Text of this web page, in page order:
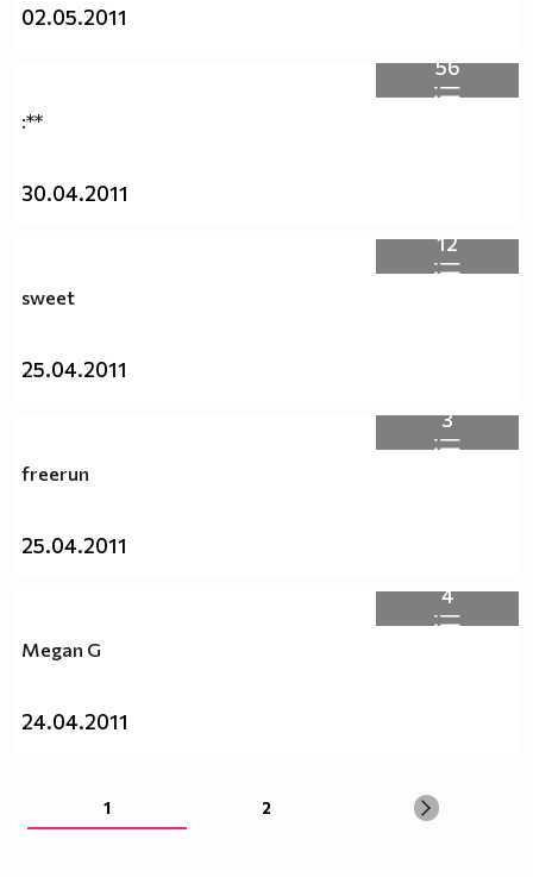
02.05.2011
56
:**
30.04.2011
12
sweet
25.04.2011
3
freerun
25.04.2011
4
Megan G
24.04.2011
1 2